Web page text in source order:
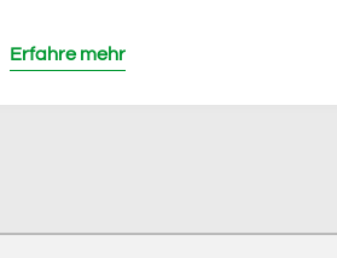
Erfahre mehr